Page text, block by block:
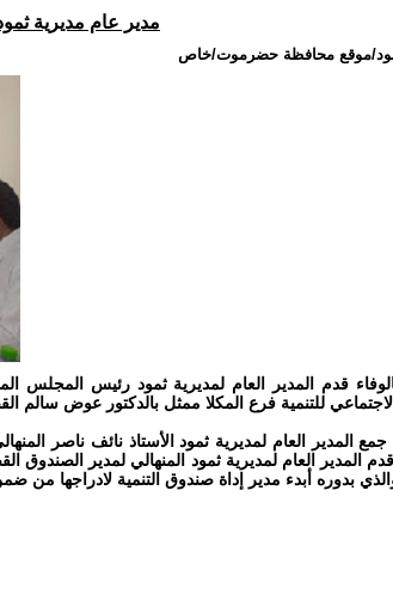
مدير عام مديرية
موقع محافظة حضرموت/خاص
قدم المدير العام لمديرية ثمود رئيس المجلس
للتنمية فرع المكلا ممثل بالدكتور عوض سالم
جمع المدير العام لمديرية ثمود الأستاذ نائف ناصر
قدم المدير العام لمديرية ثمود المنهالي لمدير
والذي بدوره أبدء مدير إداة صندوق التنمية لادراجها